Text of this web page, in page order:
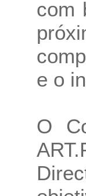
com
e o
O